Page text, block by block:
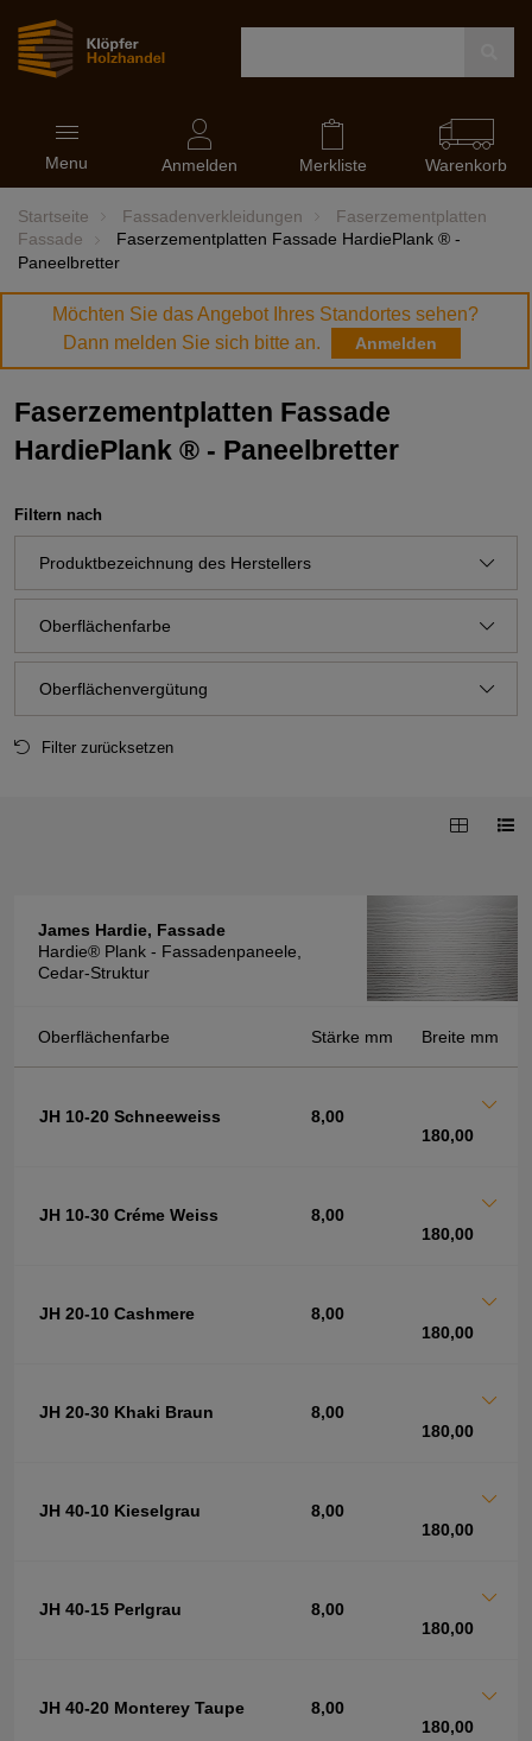
Navigation
ein-
und
ausblenden
Menu Anmelden Merkliste Warenkorb
Startseite Fassadenverkleidungen
Faserzementplatten
Fassade
Faserzementplatten Fassade HardiePlank ® -
Paneelbretter
Möchten Sie das Angebot Ihres Standortes sehen?
Dann melden Sie sich bitte an.
Anmelden
Faserzementplatten Fassade
HardiePlank ® - Paneelbretter
Filtern nach
Produktbezeichnung des Herstellers
Oberflächenfarbe
Oberflächenvergütung
Filter zurücksetzen
James Hardie, Fassade
Hardie® Plank - Fassadenpaneele,
Cedar-Struktur
Oberflächenfarbe Stärke mm Breite mm
JH 10-20 Schneeweiss
8,00
180,00
JH 10-30 Créme Weiss
8,00
180,00
JH 20-10 Cashmere
8,00
180,00
JH 20-30 Khaki Braun
8,00
180,00
JH 40-10 Kieselgrau
8,00
180,00
JH 40-15 Perlgrau
8,00
180,00
JH 40-20 Monterey Taupe
8,00
180,00